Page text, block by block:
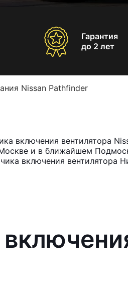
Гарантия
до 2 лет
Nissan Pathfinder
включения вентилятора
и в ближайшем
включения вентилятора